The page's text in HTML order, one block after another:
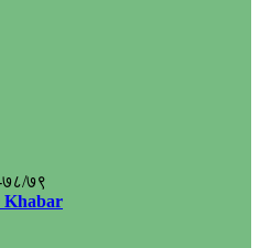
७९
Khabar